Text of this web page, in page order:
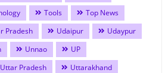
Tools
Top News
Pradesh Udaipur
Udaypur
Unnao
UP
Uttar Pradesh
Uttarakhand